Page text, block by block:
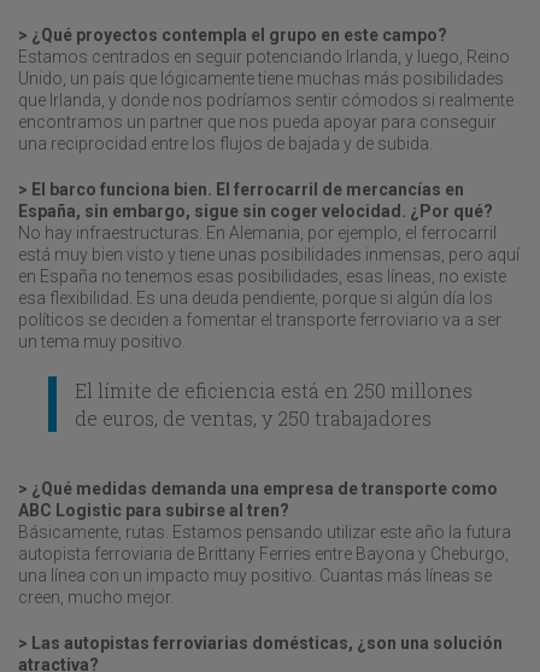
> ¿Qué proyectos contempla el grupo en este campo?
Estamos centrados en seguir potenciando Irlanda, y luego, Reino
Unido, un país que lógicamente tiene muchas más posibilidades
que Irlanda, y donde nos podríamos sentir cómodos si realmente
encontramos un partner que nos pueda apoyar para conseguir
una reciprocidad entre los flujos de bajada y de subida.
> El barco funciona bien. El ferrocarril de mercancías en
España, sin embargo, sigue sin coger velocidad. ¿Por qué?
No hay infraestructuras. En Alemania, por ejemplo, el ferrocarril
está muy bien visto y tiene unas posibilidades inmensas, pero aquí
en España no tenemos esas posibilidades, esas líneas, no existe
esa flexibilidad. Es una deuda pendiente, porque si algún día los
políticos se deciden a fomentar el transporte ferroviario va a ser
un tema muy positivo.
El límite de eficiencia está en 250 millones
de euros, de ventas, y 250 trabajadores
> ¿Qué medidas demanda una empresa de transporte como
ABC Logistic para subirse al tren?
Básicamente, rutas. Estamos pensando utilizar este año la futura
autopista ferroviaria de Brittany Ferries entre Bayona y Cheburgo,
una línea con un impacto muy positivo. Cuantas más líneas se
creen, mucho mejor.
> Las autopistas ferroviarias domésticas, ¿son una solución
atractiva?